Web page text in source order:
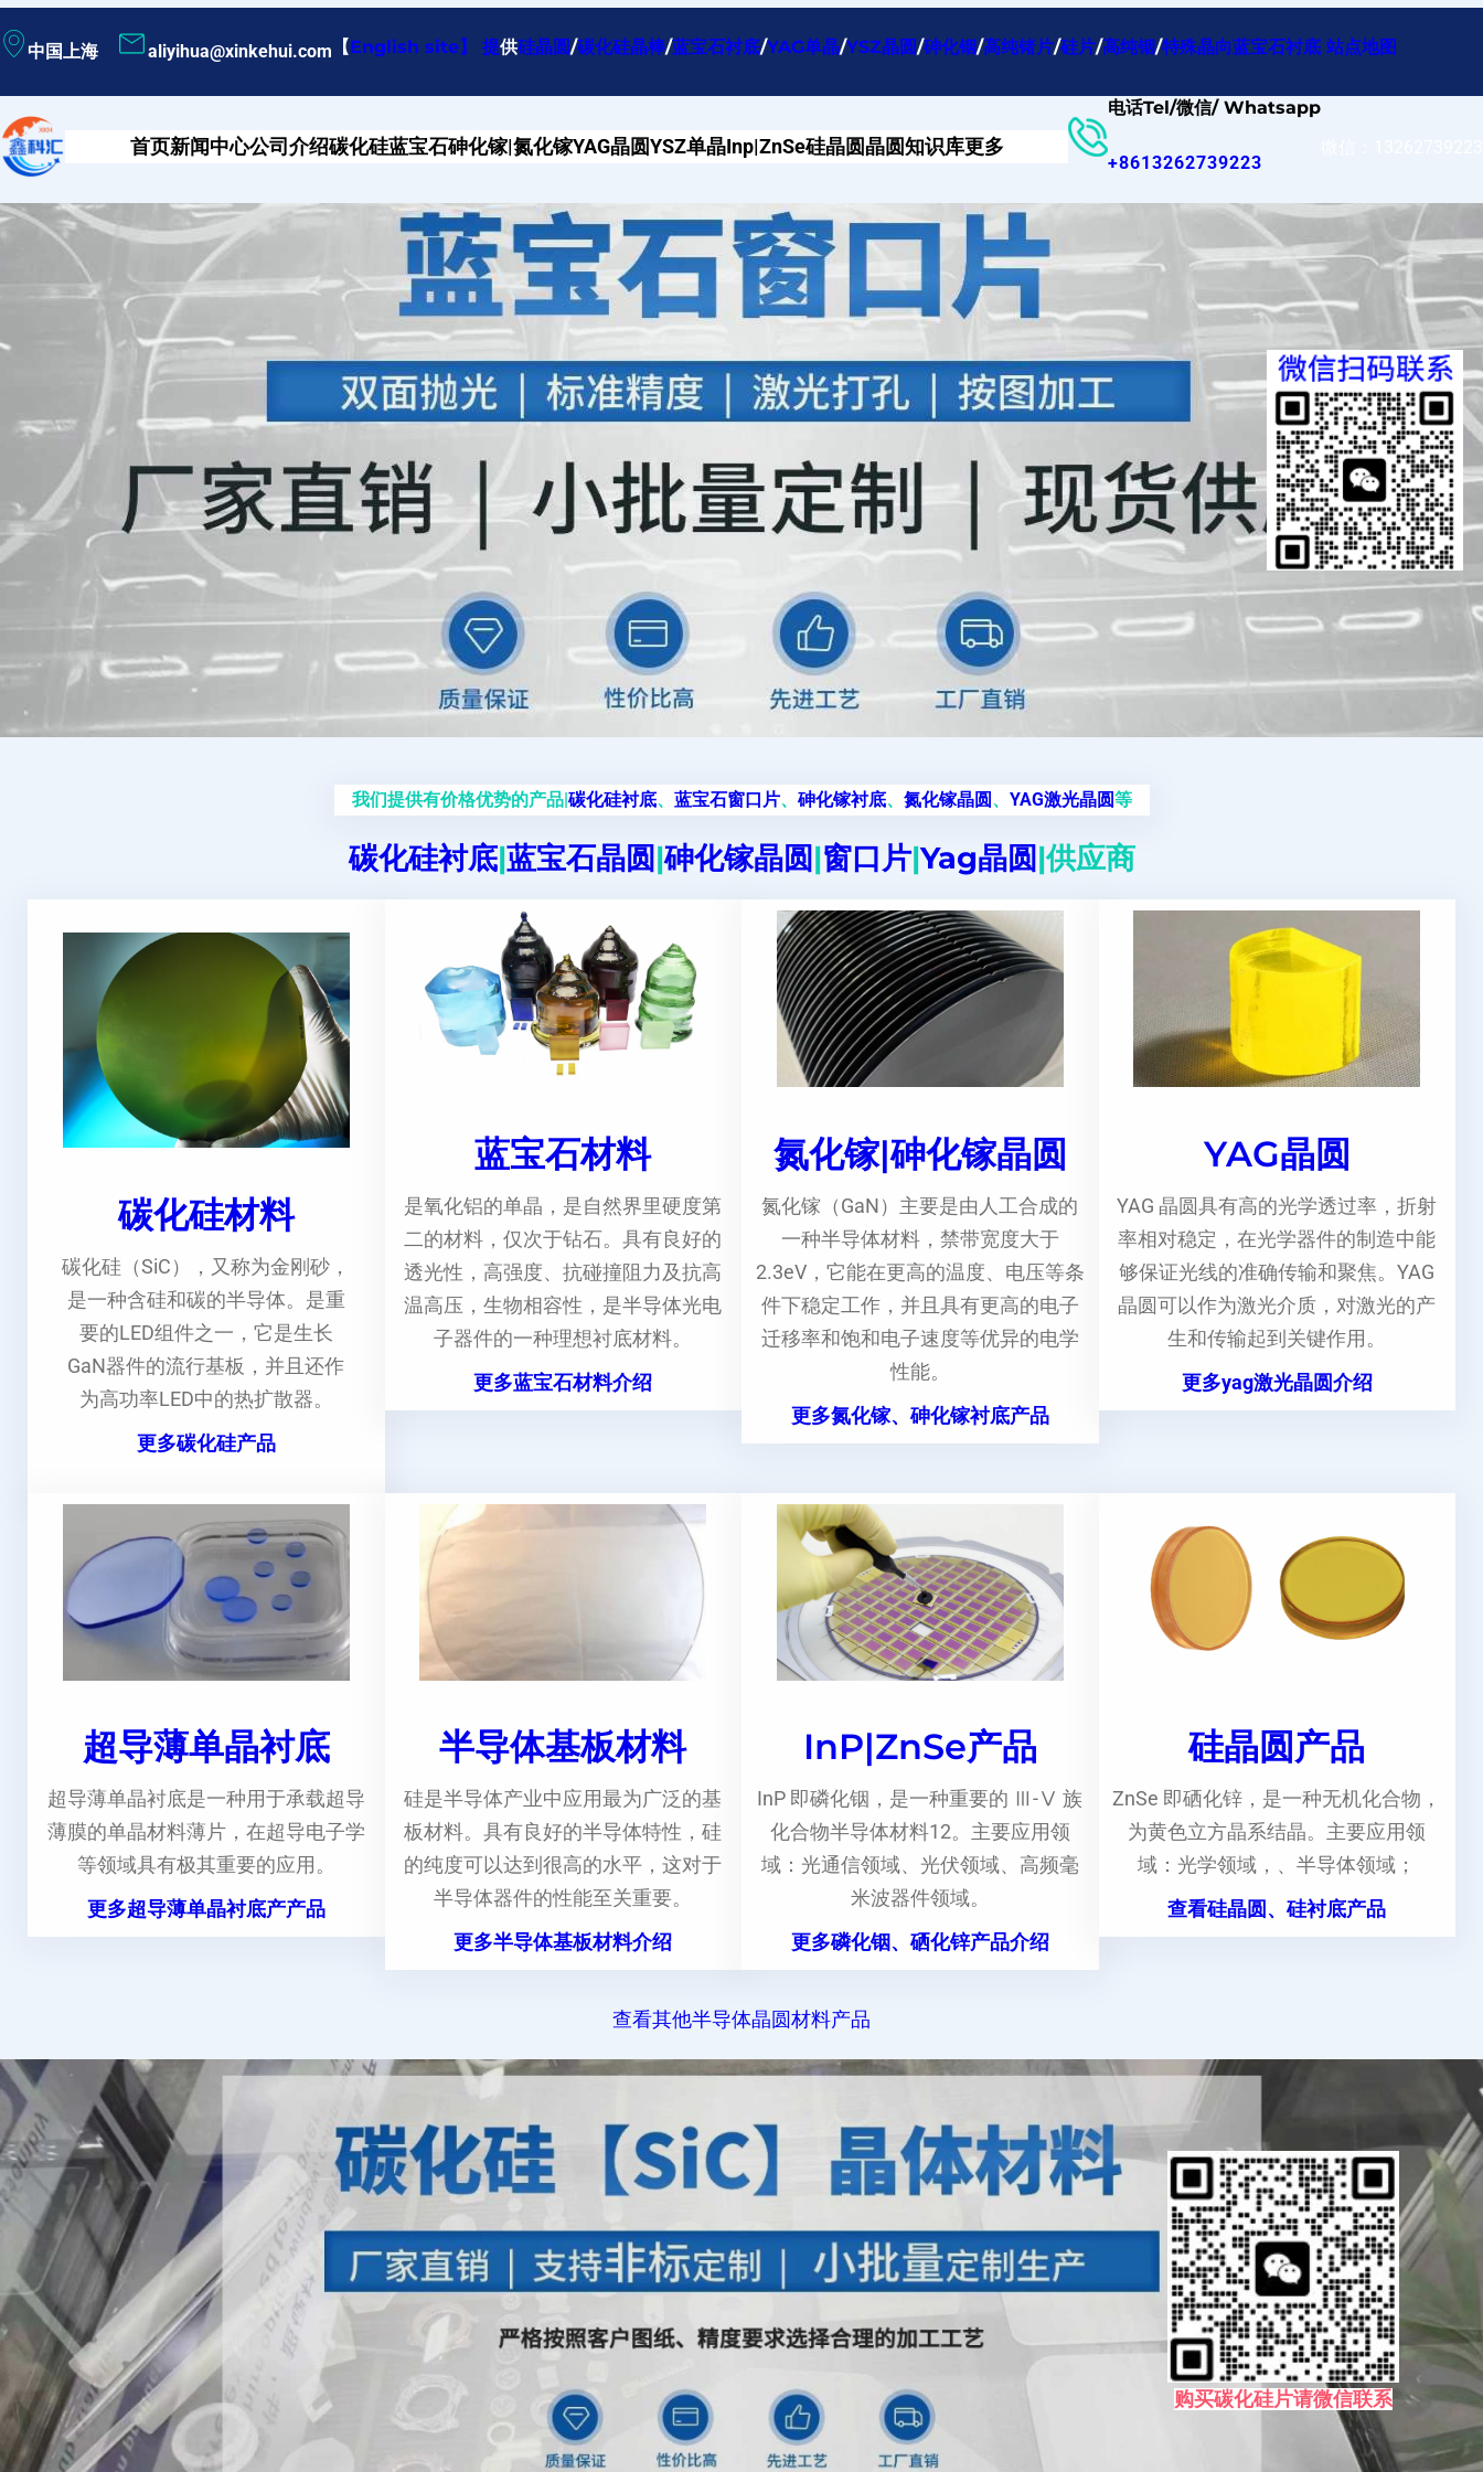
至
容
中国上海 aliyihua@xinkehui.com 【English site】 提供硅晶圆/碳化硅晶棒/蓝宝石衬底/YAG单晶/YSZ晶圆/砷化铟/高纯锗片/硅片/高纯铟/特殊晶向蓝宝石衬底 站点地图
首页新闻中心公司介绍碳化硅蓝宝石砷化镓|氮化镓YAG晶圆YSZ单晶Inp|ZnSe硅晶圆晶圆知识库更多
电话Tel/微信/ Whatsapp
+8613262739223
我们提供有价格优势的产品|碳化硅衬底、 蓝宝石窗口片、 砷化镓衬底、 氮化镓晶圆、 YAG激光晶圆等
碳化硅衬底|蓝宝石晶圆|砷化镓晶圆|窗口片|Yag晶圆|供应商
碳化硅材料
碳化硅（SiC），又称为金刚砂，
是一种含硅和碳的半导体。是重
要的LED组件之一，它是生长
GaN器件的流行基板，并且还作
为高功率LED中的热扩散器。
更多碳化硅产品
蓝宝石材料
是氧化铝的单晶，是自然界里硬度第
二的材料，仅次于钻石。具有良好的
透光性，高强度、抗碰撞阻力及抗高
温高压，生物相容性，是半导体光电
子器件的一种理想衬底材料。
更多蓝宝石材料介绍
氮化镓|砷化镓晶圆
氮化镓（GaN）主要是由人工合成的
一种半导体材料，禁带宽度大于
2.3eV，它能在更高的温度、电压等条
件下稳定工作，并且具有更高的电子
迁移率和饱和电子速度等优异的电学
性能。
更多氮化镓、砷化镓衬底产品
YAG晶圆
YAG 晶圆具有高的光学透过率，折射
率相对稳定，在光学器件的制造中能
够保证光线的准确传输和聚焦。YAG
晶圆可以作为激光介质，对激光的产
生和传输起到关键作用。
更多yag激光晶圆介绍
超导薄单晶衬底
超导薄单晶衬底是一种用于承载超导
薄膜的单晶材料薄片，在超导电子学
等领域具有极其重要的应用。
更多超导薄单晶衬底产产品
半导体基板材料
硅是半导体产业中应用最为广泛的基
板材料。具有良好的半导体特性，硅
的纯度可以达到很高的水平，这对于
半导体器件的性能至关重要。
更多半导体基板材料介绍
InP|ZnSe产品
InP 即磷化铟，是一种重要的 Ⅲ-Ⅴ 族
化合物半导体材料12。主要应用领
域：光通信领域、光伏领域、高频毫
米波器件领域。
更多磷化铟、硒化锌产品介绍
硅晶圆产品
ZnSe 即硒化锌，是一种无机化合物，
为黄色立方晶系结晶。主要应用领
域：光学领域，、半导体领域；
查看硅晶圆、硅衬底产品
查看其他半导体晶圆材料产品
购买碳化硅片请微信联系